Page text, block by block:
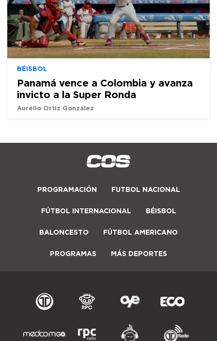
BÉISBOL
Panamá vence a Colombia y avanza
invicto a la Super Ronda
Aurelio Ortiz González
PROGRAMACIÓN FUTBOL NACIONAL
FÚTBOL INTERNACIONAL BÉISBOL
BALONCESTO FÚTBOL AMERICANO
PROGRAMAS MÁS DEPORTES